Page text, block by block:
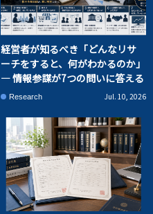
経営者が知るべき「どんなリサ
ーチをすると、何がわかるのか」
― 情報参謀が7つの問いに答える
Research Jul. 10, 2026